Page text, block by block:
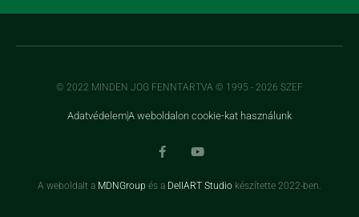
© 2022 MINDEN JOG FENNTARTVA © 1995 - 2026 SZEF
AdatvédelemA weboldalon cookie-kat használunk
A weboldalt a MDNGroup és a DellART Studio készítette 2022-ben.